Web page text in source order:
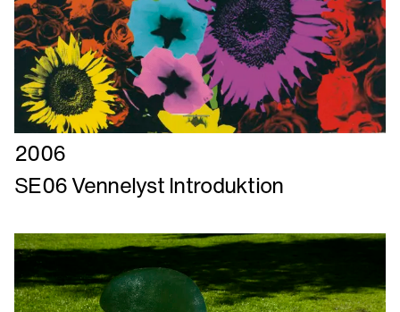
Læs
mere
om
Vennelyst
Introduktion
2006
SE06 Vennelyst Introduktion